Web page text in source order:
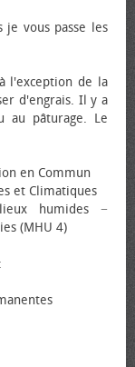
je vous passe les
l'exception de la
d'engrais. Il y a
au pâturage. Le
en Commun
et Climatiques
humides −
(MHU 4)